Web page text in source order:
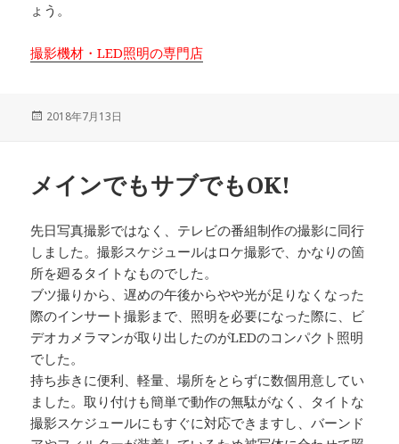
ょう。
撮影機材・LED照明の専門店
投
2018年7月13日
メインでもサブでもOK!
先日写真撮影ではなく、テレビの番組制作の撮影に同行
しました。撮影スケジュールはロケ撮影で、かなりの箇
所を廻るタイトなものでした。
ブツ撮りから、遅めの午後からやや光が足りなくなった
際のインサート撮影まで、照明を必要になった際に、ビ
デオカメラマンが取り出したのがLEDのコンパクト照明
でした。
持ち歩きに便利、軽量、場所をとらずに数個用意してい
ました。取り付けも簡単で動作の無駄がなく、タイトな
撮影スケジュールにもすぐに対応できますし、バーンド